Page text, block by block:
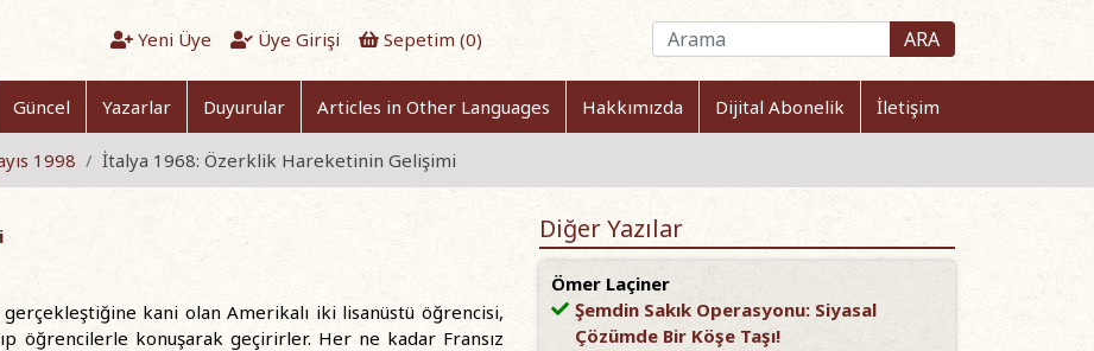
Yeni Üye Üye Girişi Sepetim (0) ARA
Güncel Yazarlar Duyurular Articles in Other Languages Hakkımızda Dijital Abonelik İletişim
1998 İtalya 1968: Özerklik Hareketinin Gelişimi
kani olan Amerikalı iki lisanüstü öğrencisi,
öğrencilerle konuşarak geçirirler. Her ne kadar Fransız
Diğer Yazılar
Ömer Laçiner
Şemdin Sakık Operasyonu: Siyasal
Çözümde Bir Köşe Taşı!